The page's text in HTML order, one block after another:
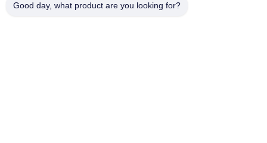
Recorrido Por La Fábrica
Good day, what product are you looking for?